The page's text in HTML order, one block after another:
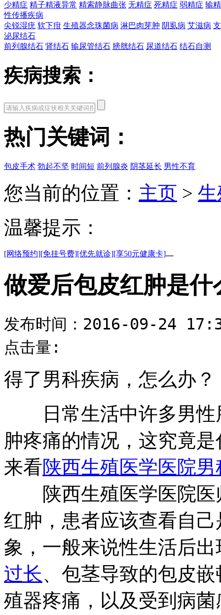
少精症 精子精液异常 精索静脉曲张 无精症 死精症 弱精症 输
性传播疾病
尖锐湿疣 软下疳 生殖器念珠菌病 淋巴肉芽肿 阴虱病 艾滋病
泌尿结石
前列腺结石 肾结石 输尿管结石 膀胱结石 尿道结石 结石自测
疾病搜索：
热门关键词：
包皮手术 勃起不坚 时间短 前列腺炎 阴茎延长 男性不育
您当前的位置： 主页 >
温馨提示：
[网络预约][免挂号费][优先就诊][享50元健康卡]……
做爱后包皮红肿是什
发布时间：2016-09-24
点击量:
得了男科疾病，怎么办？
日常生活中许多男性
肿疼痛的情况，这究竟
来看陕西生殖医学医院男
陕西生殖医学医院医
红肿，患者应该查看自
象，一般来说性生活后
过长、包茎导致的包皮
殖器疼痛，以及受到病